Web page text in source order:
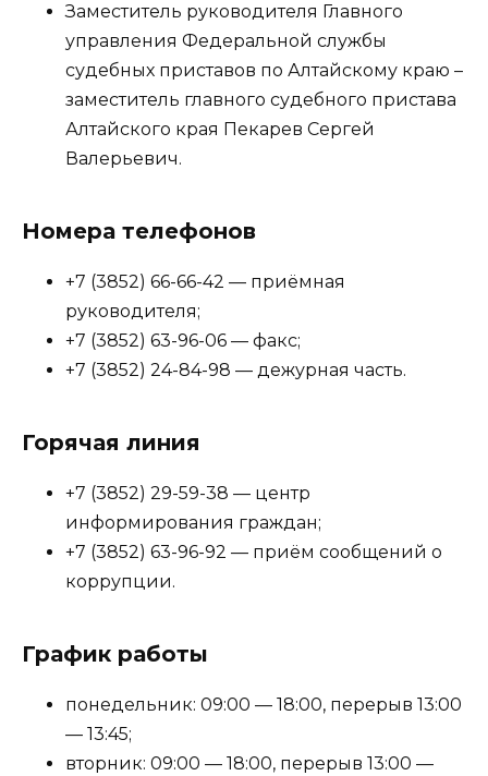
Заместитель руководителя Главного
управления Федеральной службы
судебных приставов по Алтайскому краю –
заместитель главного судебного пристава
Алтайского края Пекарев Сергей
Валерьевич.
Номера телефонов
+7 (3852) 66-66-42 — приёмная
руководителя;
+7 (3852) 63-96-06 — факс;
+7 (3852) 24-84-98 — дежурная часть.
Горячая линия
+7 (3852) 29-59-38 — центр
информирования граждан;
+7 (3852) 63-96-92 — приём сообщений о
коррупции.
График работы
понедельник: 09:00 — 18:00, перерыв 13:00
— 13:45;
вторник: 09:00 — 18:00, перерыв 13:00 —